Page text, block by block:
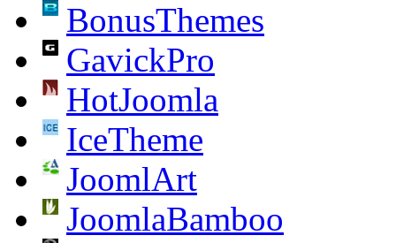
BonusThemes
GavickPro
HotJoomla
IceTheme
JoomlArt
JoomlaBamboo